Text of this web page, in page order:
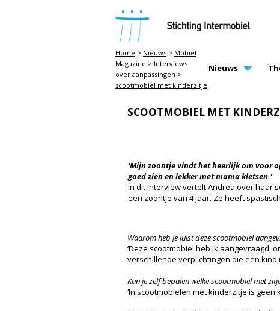
STICHTING INTERMOBIEL
MAIN PAGE
Nieuws
Home > Nieuws > Mobiel
Magazine > Interviews
over aanpassingen >
scootmobiel met kinderzitje
SCOOTMOBIEL MET
‘Mijn zoontje vindt het heerlijk om voor
goed zien en lekker met mama kletsen.’
In dit interview vertelt Andrea over haar
een zoontje van 4 jaar. Ze heeft
Waarom heb je juist deze scootmobiel
‘Deze scootmobiel heb ik aangevraagd,
verschillende verplichtingen die een
Kan je zelf bepalen welke scootmobiel met
‘In scootmobielen met kinderzitje is